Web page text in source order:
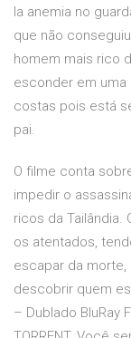
la anemia no
que não
homem mais rico
esconder em uma
costas pois está
pai.
O filme conta
impedir o
ricos da Tailândia.
os atentados,
escapar da
descobrir quem
– Dublado BluRay